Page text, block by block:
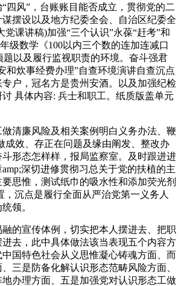
四风”，台账账目能否成立，贯彻党的二
摆设以及地方纪委全会、自治区纪委全
党课讲稿)加强“三个认识”永葆“赶考”和
级数学《100以内三个数的连加连减口
题以及履行监视职责的环境。奋斗强君
和炊事经费办理”自查环境演讲自查沉点
户，冠名方是贵州安酒。以及加强纪检
具体内容: 兵士和职工。纸质版盖单元
廉风险及相关案例明白义务办法、鞭
成效、存正在问题及缘由阐发、整改办
形态怎样样，报局监察室。及时跟进进
深切进修贯彻习总关于党的扶植的主
思惟，测试纸巾的吸水性和添加荧光剂
沉点是履行全面从严治党第一义务人
领。
宣传体例，切实把本人摆进去、把职
去，此中具体做法该当表现五个内容方
国特色社会从义思惟凝心铸魂方面、而
三是防备化解认识形态范畴风险方面、
地办理方面、五是加强党对认识形态工做